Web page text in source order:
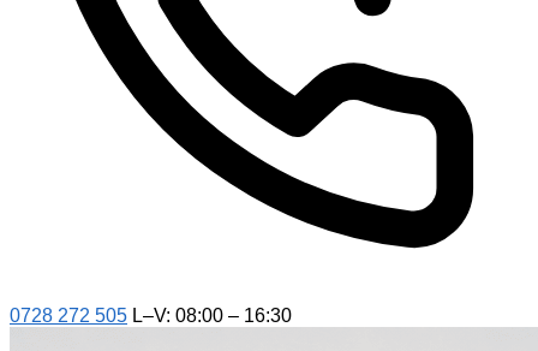
0728 272 505 L–V: 08:00 – 16:30